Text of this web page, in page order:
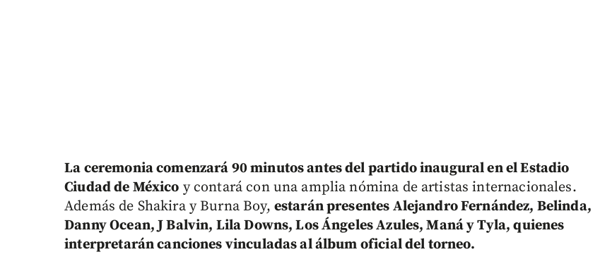
La ceremonia comenzará 90 minutos antes del partido inaugural en el Estadio
Ciudad de México y contará con una amplia nómina de artistas internacionales.
Además de Shakira y Burna Boy, estarán presentes Alejandro Fernández, Belinda,
Danny Ocean, J Balvin, Lila Downs, Los Ángeles Azules, Maná y Tyla, quienes
interpretarán canciones vinculadas al álbum oficial del torneo.